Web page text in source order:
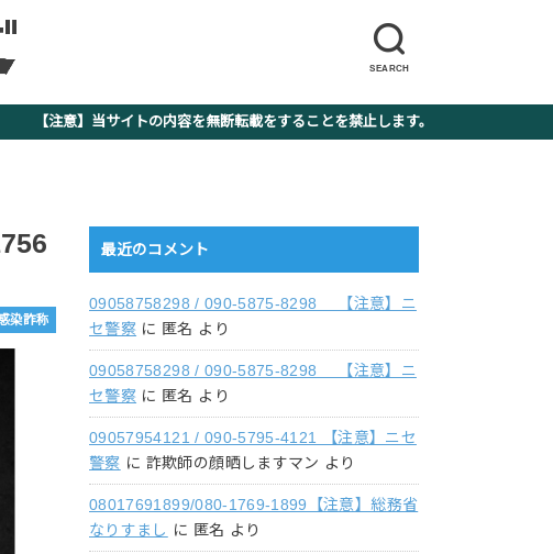
SEARCH
注意】当サイトの内容を無断転載をすることを禁止します。
染詐称
最近のコメント
09058758298 / 090-5875-8298 【注意】ニ
セ警察 に 匿名 より
09058758298 / 090-5875-8298 【注意】ニ
セ警察 に 匿名 より
09057954121 / 090-5795-4121 【注意】ニセ
警察 に 詐欺師の顔晒しますマン より
08017691899/080-1769-1899【注意】総務省
なりすまし に 匿名 より